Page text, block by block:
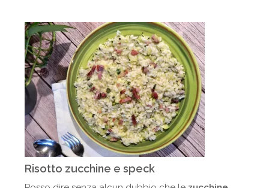
Risotto zucchine e speck